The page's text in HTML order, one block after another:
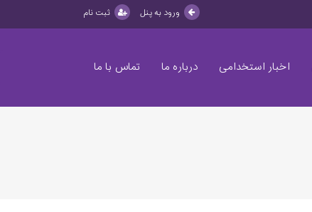
ورود به پنل ثبت نام
اخبار استخدامی درباره ما تماس با ما